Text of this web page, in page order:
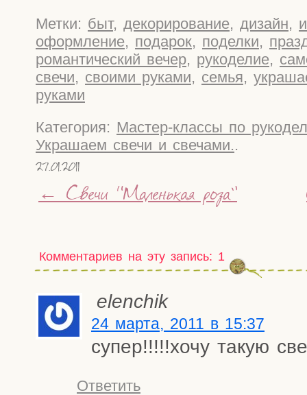
Метки: быт, декорирование, дизайн,
оформление, подарок, поделки,
романтический вечер, рукоделие,
свечи, своими руками, семья,
руками
Категория: Мастер-классы по
Украшаем свечи и свечами..
27.01.2011
←Свечи “Маленькая роза”
Комментариев на эту запись: 1
elenchik
24 марта, 2011 в 15:37
супер!!!!!хочу такую
Ответить